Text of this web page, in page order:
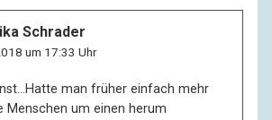
Schrader
um 17:33 Uhr
man früher einfach mehr
Menschen um einen herum